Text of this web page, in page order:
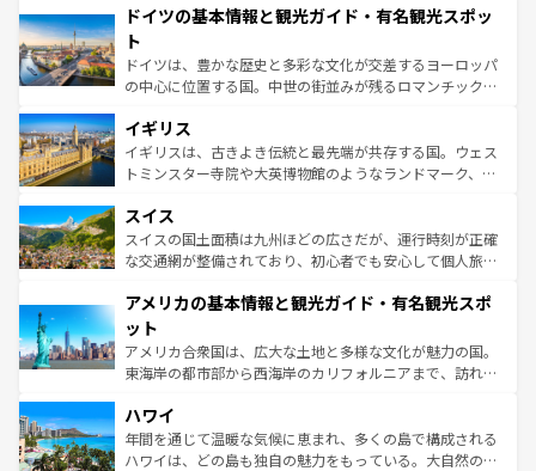
せる。地方によって風土や気候が異なるスペインはその個
ンテンツ一覧 を参照してほしい。
で、幅広い魅力が詰まっている。華麗な宮殿、歴史的な大
聖堂、美しいビーチ、そして豊かな自然が、訪れる者を心
から魅了する。また、フランスは美食の国としても知ら
れ、フランス料理はユネスコ無形文化遺産にも登録されて
香り高いラベンダー畑など、多彩な楽しみ方が可能だ。さ
らに、パリ以外の地域にも魅力が溢れており、どの街角に
も豊かな歴史と文化が息づいている。パリ以外の個性あふ
を参照してほしい。
ドイツの基本情報と観光ガイド・有名観光スポッ
ト
ドイツは、豊かな歴史と多彩な文化が交差するヨーロッパ
の中心に位置する国。中世の街並みが残るロマンチック街
顔を持つこの国は、どこを歩いても飽きることがない。ベ
ルリンの文化的活気、バイエルン州のアルプスの絶景、そ
してライン川沿いのワイン畑といった風景は必見。ビール
は、お酒好きな人にはぜひ体験してほしい。 なお、新着の
ドイツ情報はコンテンツ一覧を参照してほしい。
イギリス
イギリスは、古きよき伝統と最先端が共存する国。ウェス
トミンスター寺院や大英博物館のようなランドマーク、歴
リアごとに異なる魅力がある。また、優雅なアフタヌーン
ティー、ビール好きにはたまらない英国パブ、サッカー観
戦など、本場だからこそできる体験も豊富。イギリスを旅
ンツ一覧を参照してほしい。
スイス
スイスの国土面積は九州ほどの広さだが、運行時刻が正確
な交通網が整備されており、初心者でも安心して個人旅行
の建物がそのまま残る町や、スイスならではのユニークな
博物館もあり、アルプス観光だけでなく町歩きも満喫する
ことができる。国民の所得が高いため物価も高いが、旅行
者向けの交通パス提供のサービスもあり、うまく活用すれ
着のスイス情報は
アメリカの基本情報と観光ガイド・有名観光スポ
ット
アメリカ合衆国は、広大な土地と多様な文化が魅力の国。
東海岸の都市部から西海岸のカリフォルニアまで、訪れる
のような巨大都市は、観光、ショッピング、エンターテイ
ンメントが詰まった刺激的なスポットだ。一方、アメリカ
西部には大自然が広がり、グランドキャニオンやイエロー
ハワイ
年間を通じて温暖な気候に恵まれ、多くの島で構成される
ハワイは、どの島も独自の魅力をもっている。大自然の神